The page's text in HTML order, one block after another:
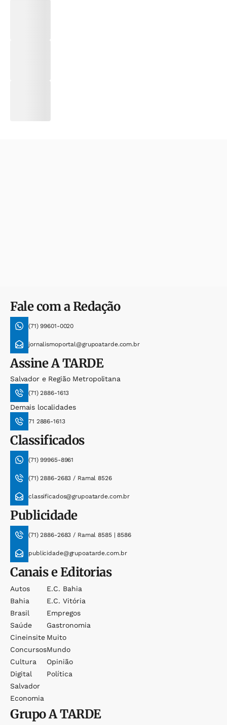
Fale com a Redação
(71) 99601-0020
jornalismoportal@grupoatarde.com.br
AssineA TARDE
Salvador e Região Metropolitana
(71) 2886-1613
Demais localidades
71 2886-1613
Classificados
(71) 99965-8961
(71) 2886-2683 / Ramal 8526
classificados@grupoatarde.com.br
Publicidade
(71) 2886-2683 / Ramal 8585 | 8586
publicidade@grupoatarde.com.br
Canais e Editorias
Autos
Bahia
Brasil
Saúde
Cineinsite
Concursos
Cultura
Digital
Salvador
Economia
E.c. Bahia
E.c. Vitória
Empregos
Gastronomia
Muito
Mundo
Opinião
Política
GrupoA TARDE